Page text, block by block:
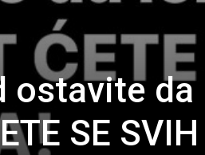
ostavite da
SE